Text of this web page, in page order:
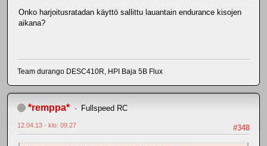
Onko harjoitusratadan käyttö sallittu lauantain endurance kisojen
aikana?
Team durango DESC410R, HPI Baja 5B Flux
*remppa* Fullspeed RC
#348
12.04.13 - klo: 09.27